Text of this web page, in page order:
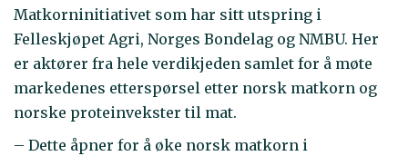
Matkorninitiativet som har sitt utspring i
Felleskjøpet Agri, Norges Bondelag og NMBU. Her
er aktører fra hele verdikjeden samlet for å møte
markedenes etterspørsel etter norsk matkorn og
norske proteinvekster til mat.
– Dette åpner for å øke norsk matkorn i